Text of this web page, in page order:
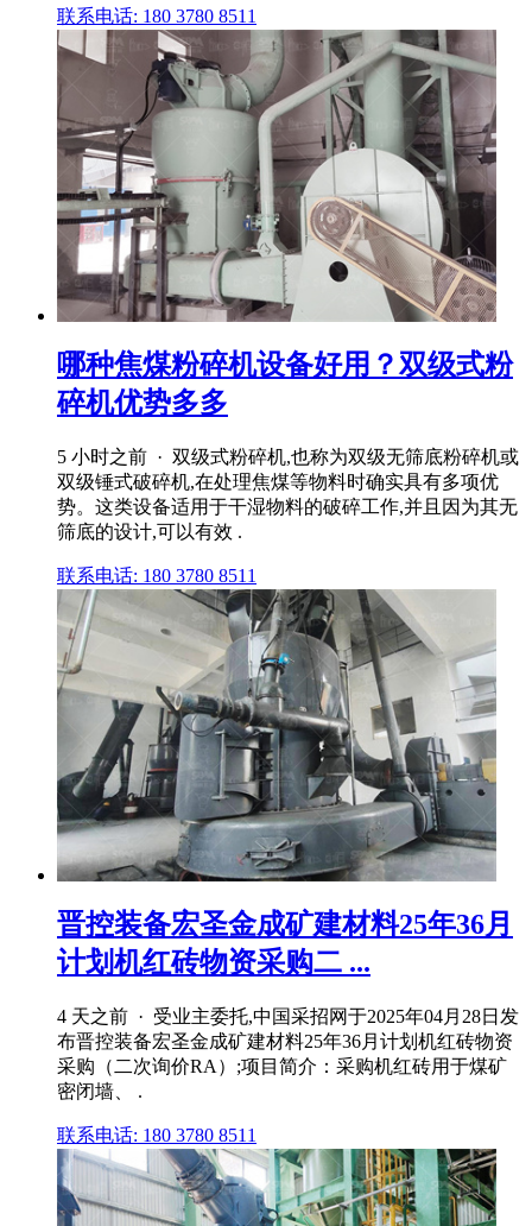
联系电话: 180 3780 8511
哪种焦煤粉碎机设备好用？双级式粉
碎机优势多多
5 小时之前 · 双级式粉碎机,也称为双级无筛底粉碎机或
双级锤式破碎机,在处理焦煤等物料时确实具有多项优
势。这类设备适用于干湿物料的破碎工作,并且因为其无
筛底的设计,可以有效 .
联系电话: 180 3780 8511
晋控装备宏圣金成矿建材料25年36月
计划机红砖物资采购二 ...
4 天之前 · 受业主委托,中国采招网于2025年04月28日发
布晋控装备宏圣金成矿建材料25年36月计划机红砖物资
采购（二次询价RA）;项目简介：采购机红砖用于煤矿
密闭墙、 .
联系电话: 180 3780 8511